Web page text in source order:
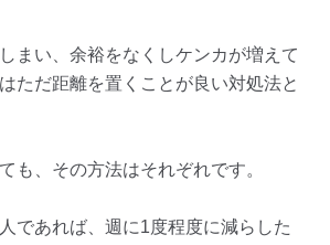
まい、余裕をなくしケンカが増えて
ただ距離を置くことが良い対処法と
も、その方法はそれぞれです。
であれば、週に1度程度に減らした